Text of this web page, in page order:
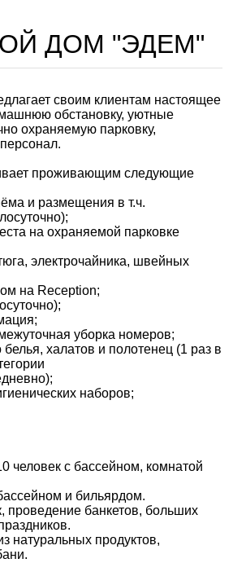
ДОМ "ЭДЕМ"
своим клиентам настоящее
обстановку, уютные
охраняемую парковку,
проживающим следующие
и размещения в т.ч.
на охраняемой парковке
электрочайника, швейных
на Reception;
уборка номеров;
белья, халатов и полотенец (1 раз в
наборов;
человек с бассейном, комнатой
и бильярдом.
проведение банкетов, больших
натуральных продуктов,